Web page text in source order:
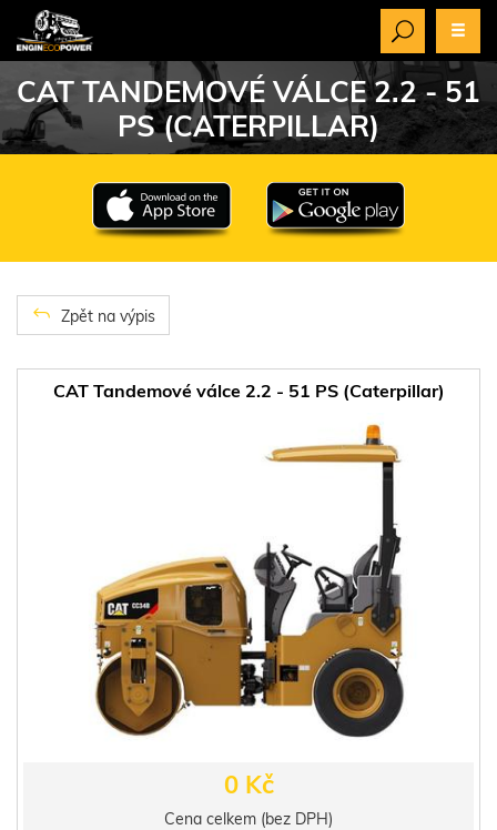
CAT TANDEMOVÉ VÁLCE 2.2 - 51
PS (CATERPILLAR)
Zpět na výpis
CAT Tandemové válce 2.2 - 51 PS (Caterpillar)
0 Kč
Cena celkem (bez DPH)